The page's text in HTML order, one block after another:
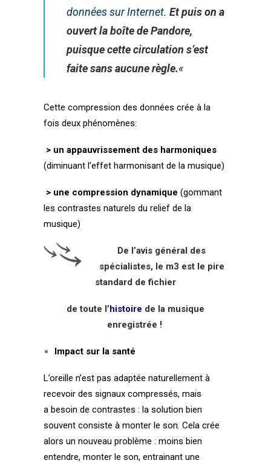
données sur Internet. Et puis on a
ouvert la boîte de Pandore,
puisque cette circulation s’est
faite sans aucune règle.«
Cette compression des données crée à la
fois deux phénomènes:
> un appauvrissement des harmoniques
(diminuant l’effet harmonisant de la musique)
> une compression dynamique (gommant
les contrastes naturels du relief de la
musique)
De l’avis général des
spécialistes, le m3 est le pire
standard de fichier
de toute l’histoire de la musique
enregistrée !
Impact sur la santé
L’oreille n’est pas adaptée naturellement à
recevoir des signaux compressés, mais
a besoin de contrastes : la solution bien
souvent consiste à monter le son. Cela crée
alors un nouveau problème : moins bien
entendre, monter le son, entrainant une